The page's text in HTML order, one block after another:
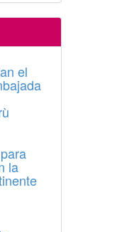
el
la